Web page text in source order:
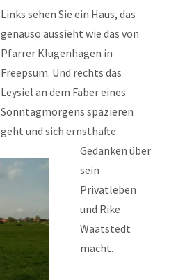
Links sehen Sie ein Haus, das
genauso aussieht wie das von
Pfarrer Klugenhagen in
Freepsum. Und rechts das
Leysiel an dem Faber eines
Sonntagmorgens spazieren
geht und sich ernsthafte
Gedanken über
sein
Privatleben
und Rike
Waatstedt
macht.